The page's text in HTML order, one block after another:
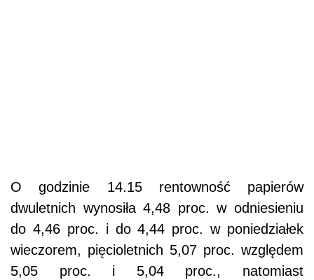
O godzinie 14.15 rentowność papierów
dwuletnich wynosiła 4,48 proc. w odniesieniu
do 4,46 proc. i do 4,44 proc. w poniedziałek
wieczorem, pięcioletnich 5,07 proc. względem
5,05 proc. i 5,04 proc., natomiast